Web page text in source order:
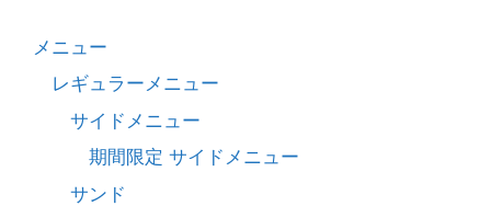
メニュー
レギュラーメニュー
サイドメニュー
期間限定 サイドメニュー
サンド